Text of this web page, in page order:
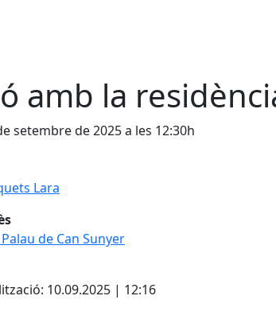
amb la
setembre de 2025 a les 12:30h
Lara
de Can Sunyer
10.09.2025 | 12:16